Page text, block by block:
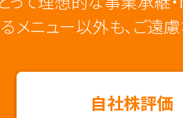
メニュー以外も、ご遠
自社株評価